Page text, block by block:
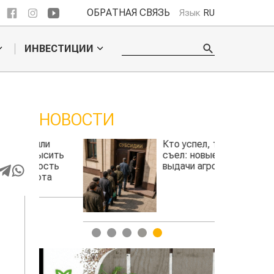
ОБРАТНАЯ СВЯЗЬ Язык RU
ИНВЕСТИЦИИ
НОВОСТИ
Кто успел, тот и съел:
новые правила
выдачи
агросубсидий
1 2 3 4 5